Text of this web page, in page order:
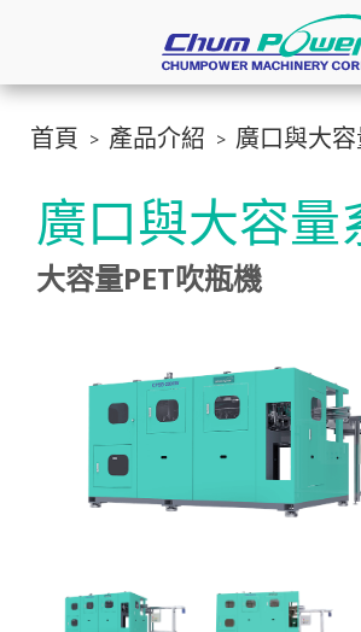
首頁 產品介紹 廣口與大容
廣口與大容量
大容量PET吹瓶機